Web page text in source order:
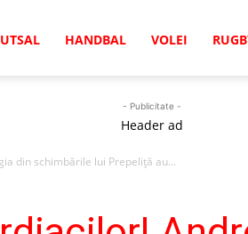
HANDBAL VOLEI
- Publicitate -
Header ad
din schimbările lui Prepeliţă au...